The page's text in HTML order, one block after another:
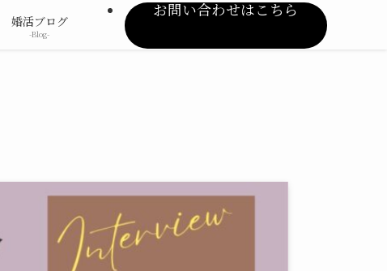
婚活ブログ
-Blog-
お問い合わせはこちら